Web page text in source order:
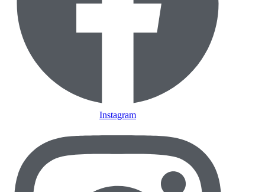
Instagram